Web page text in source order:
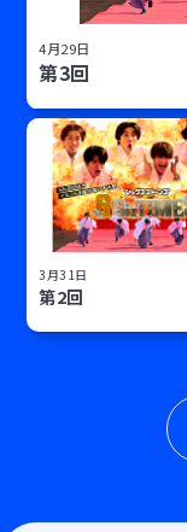
4月29日
第3回
3月31日
第2回